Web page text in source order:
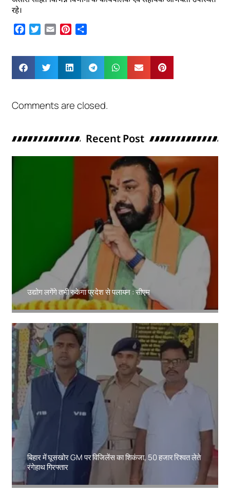
रहे।
Facebook
Twitter
Email Pinterest
Comments are closed.
Recent Post
उद्योग लगेंगे तभी रुकेगा प्रदेश से पलायन : सीएम
Amit Lekh
बिहार में घूसखोर GM पर विजिलेंस का शिकंजा, 50 हजार रिश्वत लेते
रंगेहाथ गिरफ्तार